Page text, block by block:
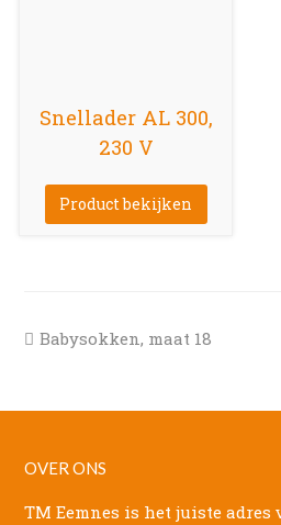
Snellader AL 300,
230 V
Product bekijken
previous
Babysokken, maat 18
OVER ONS
TM Eemnes is het juiste